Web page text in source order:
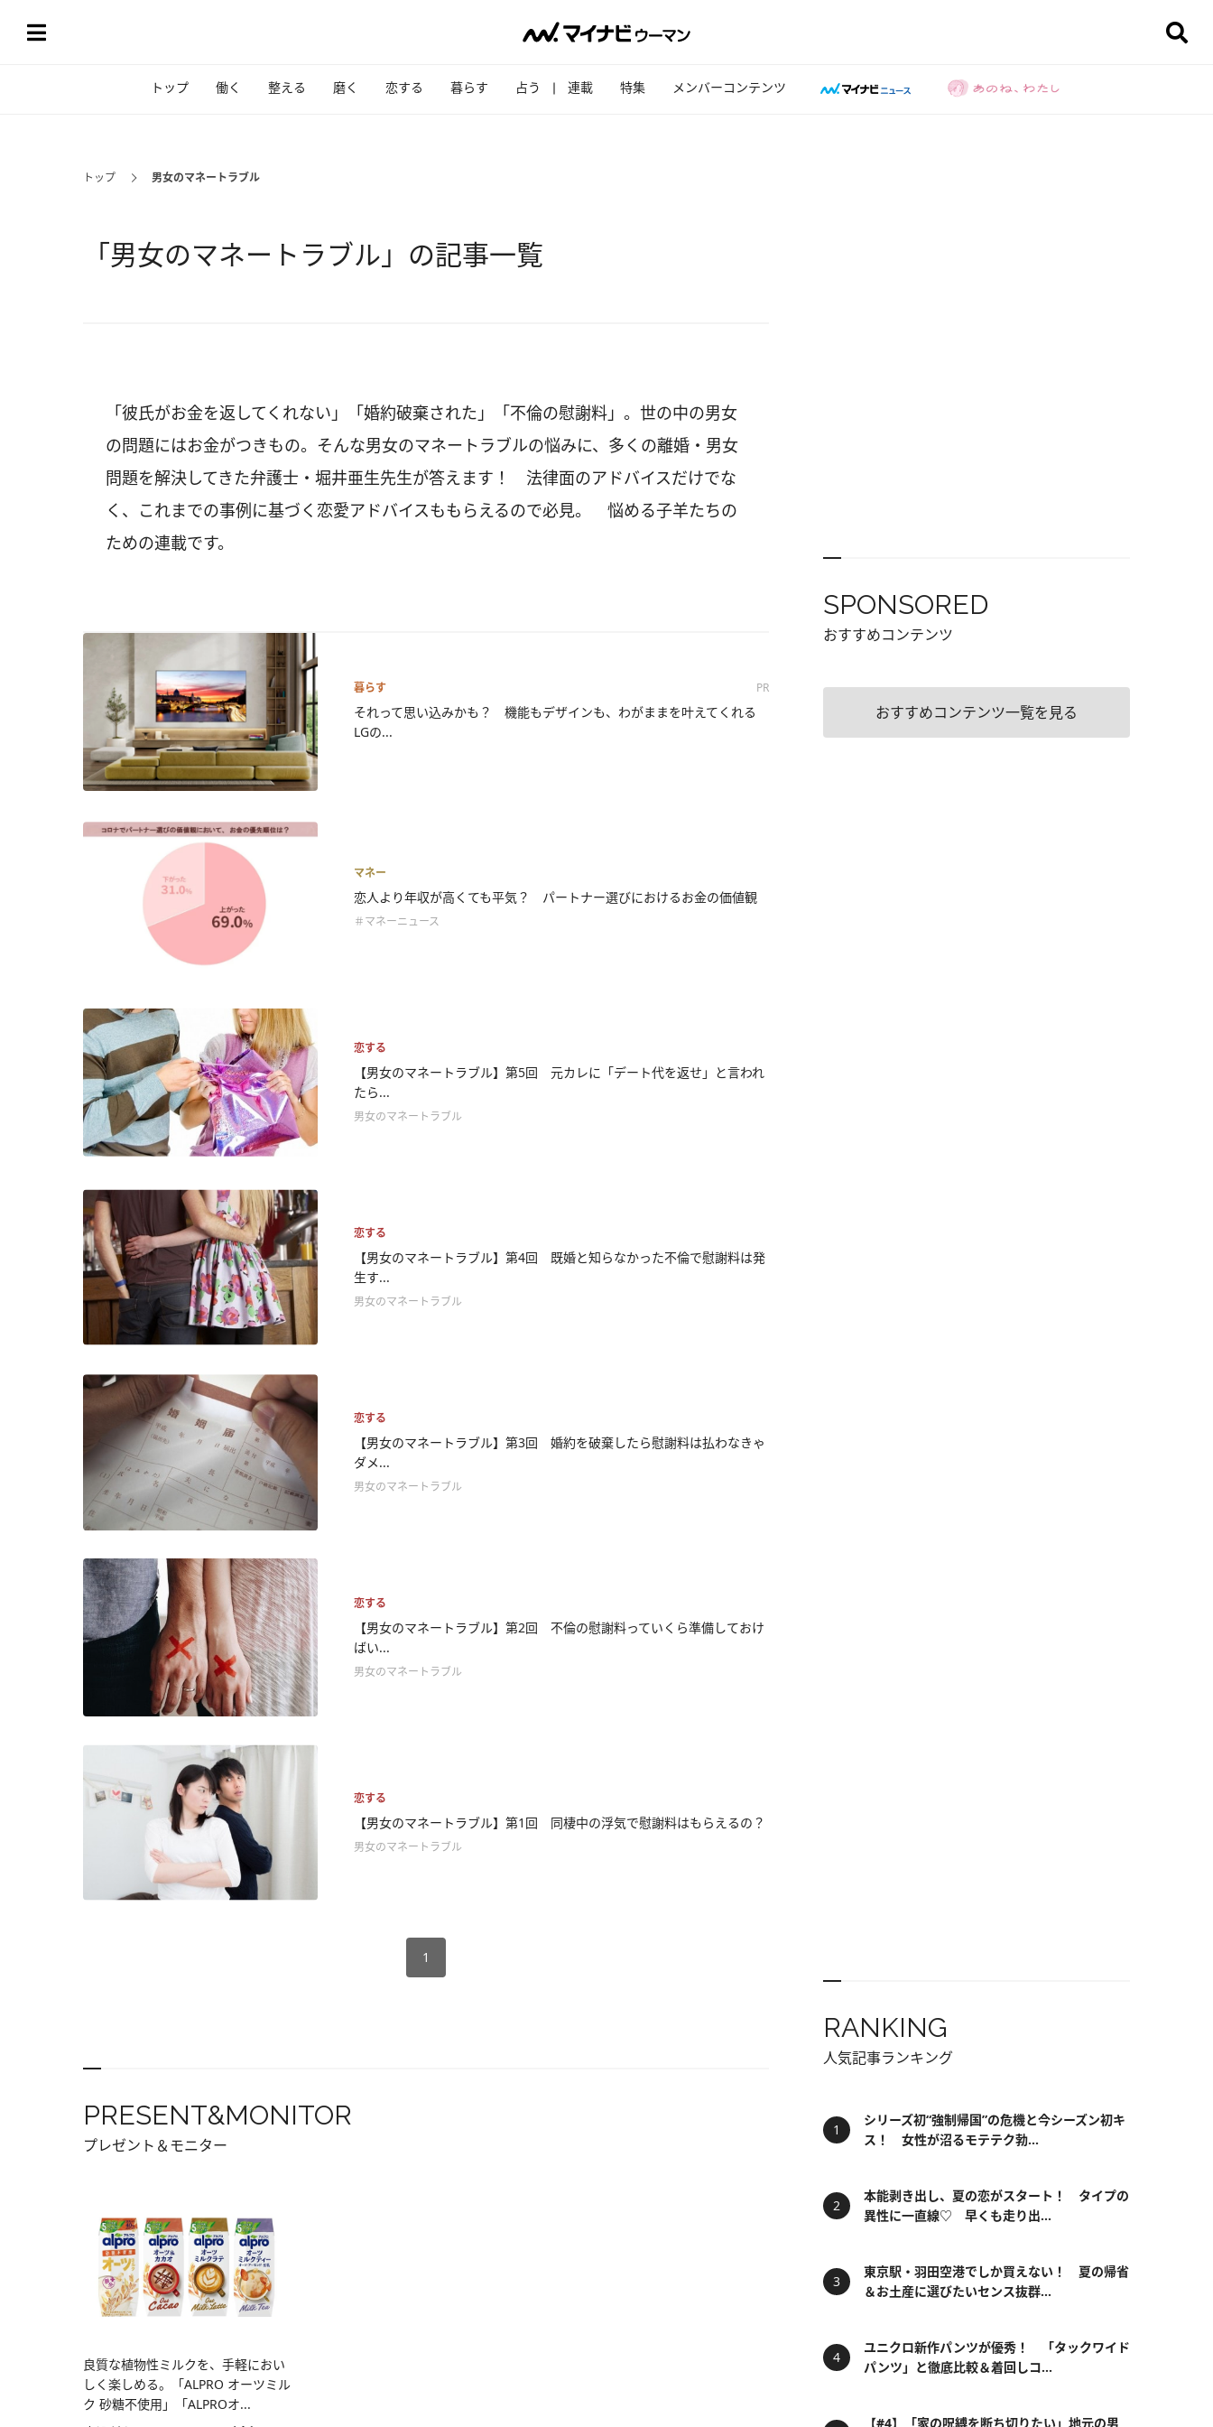
トップ 働く 整える 磨く 恋する 暮らす 占う 連載 特集 メンバーコンテンツ
トップ 男女のマネートラブル
「男女のマネートラブル」の記事一覧
「彼氏がお金を返してくれない」「婚約破棄された」「不倫の慰謝料」。世の中の男女
の問題にはお金がつきもの。そんな男女のマネートラブルの悩みに、多くの離婚・男女
問題を解決してきた弁護士・堀井亜生先生が答えます！ 法律面のアドバイスだけでな
く、これまでの事例に基づく恋愛アドバイスももらえるので必見。 悩める子羊たちの
ための連載です。
暮らす PR
それって思い込みかも？ 機能もデザインも、わがままを叶えてくれる
LGの...
マネー
恋人より年収が高くても平気？ パートナー選びにおけるお金の価値観
＃マネーニュース
恋する
【男女のマネートラブル】第5回 元カレに「デート代を返せ」と言われ
たら...
男女のマネートラブル
恋する
【男女のマネートラブル】第4回 既婚と知らなかった不倫で慰謝料は発
生す...
男女のマネートラブル
恋する
【男女のマネートラブル】第3回 婚約を破棄したら慰謝料は払わなきゃ
ダメ...
男女のマネートラブル
恋する
【男女のマネートラブル】第2回 不倫の慰謝料っていくら準備しておけ
ばい...
男女のマネートラブル
恋する
【男女のマネートラブル】第1回 同棲中の浮気で慰謝料はもらえるの？
男女のマネートラブル
1
PRESENT&MONITOR
プレゼント＆モニター
良質な植物性ミルクを、手軽におい
しく楽しめる。「ALPRO オーツミル
ク 砂糖不使用」「ALPROオ...
SPONSORED
おすすめコンテンツ
おすすめコンテンツ一覧を見る
RANKING
人気記事ランキング
シリーズ初“強制帰国”の危機と今シーズン初キ
ス！ 女性が沼るモテテク勃...
本能剥き出し、夏の恋がスタート！ タイプの
異性に一直線♡ 早くも走り出...
東京駅・羽田空港でしか買えない！ 夏の帰省
＆お土産に選びたいセンス抜群...
ユニクロ新作パンツが優秀！ 「タックワイド
パンツ」と徹底比較＆着回しコ...
【#4】「家の呪縛を断ち切りたい」地元の男